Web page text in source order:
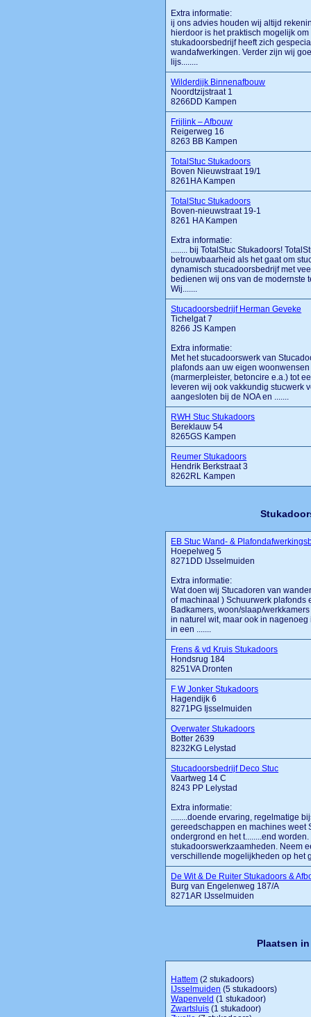
Extra informatie:
ij ons advies houden wij altijd
hierdoor is het praktisch mogelijk
stukadoorsbedrijf heeft zich
wandafwerkingen. Verder zijn wij
lijs........
Wilderdijk Binnenafbouw
Noordtzijstraat 1
8266DD Kampen
Frijlink – Afbouw
Reigerweg 16
8263 BB Kampen
TotalStuc Stukadoors
Boven Nieuwstraat 19/1
8261HA Kampen
TotalStuc Stukadoors
Boven-nieuwstraat 19-1
8261 HA Kampen
Extra informatie:
........ bij TotalStuc Stukadoors!
betrouwbaarheid als het gaat om
dynamisch stucadoorsbedrijf met
bedienen wij ons van de modernste
Wij.......
Stucadoorsbedrijf Herman Geveke
Tichelgat 7
8266 JS Kampen
Extra informatie:
Met het stucadoorswerk van
plafonds aan uw eigen
(marmerpleister, betoncire e.a.) tot
leveren wij ook vakkundig stucwerk
aangesloten bij de NOA en .......
RWH Stuc Stukadoors
Bereklauw 54
8265GS Kampen
Reumer Stukadoors
Hendrik Berkstraat 3
8262RL Kampen
EB Stuc Wand- &
Hoepelweg 5
8271DD IJsselmuiden
Extra informatie:
Wat doen wij Stucadoren van
of machinaal ) Schuurwerk
Badkamers, woon/slaap/
in naturel wit, maar ook in
in een .......
Frens & vd Kruis Stukadoors
Hondsrug 184
8251VA Dronten
F W Jonker Stukadoors
Hagendijk 6
8271PG Ijsselmuiden
Overwater Stukadoors
Botter 2639
8232KG Lelystad
Stucadoorsbedrijf Deco Stuc
Vaartweg 14 C
8243 PP Lelystad
Extra informatie:
........doende ervaring, regelmatige
gereedschappen en machines weet
ondergrond en het t........end
stukadoorswerkzaamheden. Neem
verschillende mogelijkheden op het
De Wit & De Ruiter Stukadoors &
Burg van Engelenweg 187/A
8271AR IJsselmuiden
Plaatsen
Hattem (2 stukadoors)
IJsselmuiden (5 stukadoors)
Wapenveld (1 stukadoor)
Zwartsluis (1 stukadoor)